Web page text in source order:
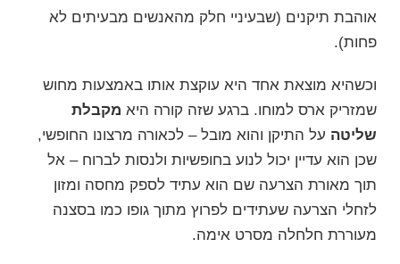
אוהבת תיקנים (שבעיניי חלק מהאנשים מבעיתים לא
פחות).
וכשהיא מוצאת אחד היא עוקצת אותו באמצעות מחוש
שמזריק ארס למוחו. ברגע שזה קורה היא מקבלת
שליטה על התיקן והוא מובל – לכאורה מרצונו החופשי,
שכן הוא עדיין יכול לנוע בחופשיות ולנסות לברוח – אל
תוך מאורת הצרעה שם הוא עתיד לספק מחסה ומזון
לזחלי הצרעה שעתידים לפרוץ מתוך גופו כמו בסצנה
מעוררת חלחלה מסרט אימה.